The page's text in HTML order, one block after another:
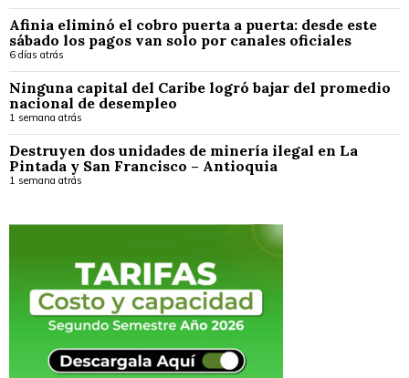
Afinia eliminó el cobro puerta a puerta: desde este
sábado los pagos van solo por canales oficiales
6 días atrás
Ninguna capital del Caribe logró bajar del promedio
nacional de desempleo
1 semana atrás
Destruyen dos unidades de minería ilegal en La
Pintada y San Francisco – Antioquia
1 semana atrás